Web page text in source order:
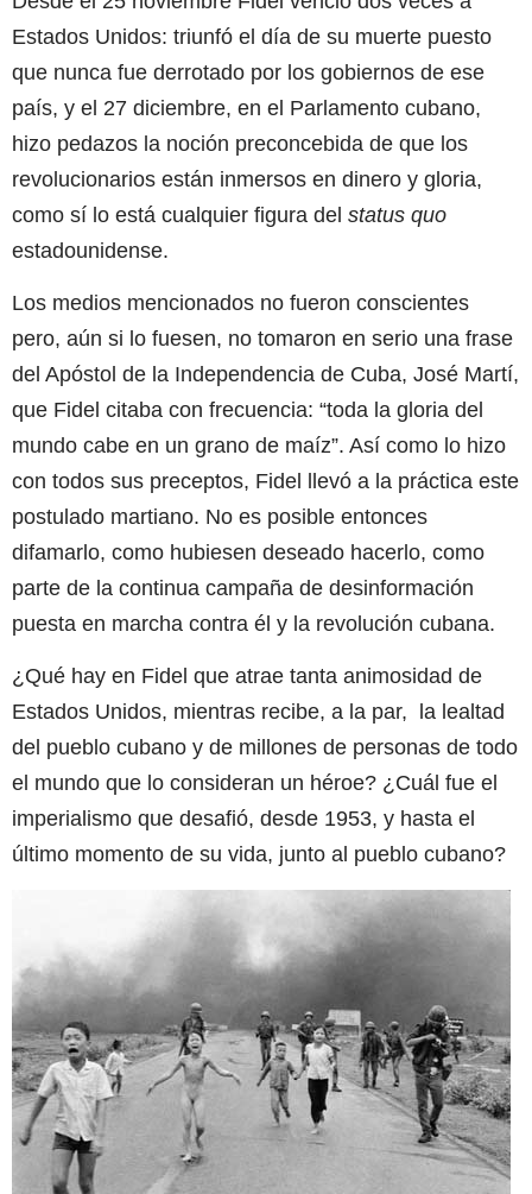
Estados Unidos: triunfó el día de su muerte puesto
que nunca fue derrotado por los gobiernos de ese
país, y el 27 diciembre, en el Parlamento cubano,
hizo pedazos la noción preconcebida de que los
revolucionarios están inmersos en dinero y gloria,
como sí lo está cualquier figura del status quo
estadounidense.
Los medios mencionados no fueron conscientes
pero, aún si lo fuesen, no tomaron en serio una frase
del Apóstol de la Independencia de Cuba, José Martí,
que Fidel citaba con frecuencia: “toda la gloria del
mundo cabe en un grano de maíz”. Así como lo hizo
con todos sus preceptos, Fidel llevó a la práctica este
postulado martiano. No es posible entonces
difamarlo, como hubiesen deseado hacerlo, como
parte de la continua campaña de desinformación
puesta en marcha contra él y la revolución cubana.
¿Qué hay en Fidel que atrae tanta animosidad de
Estados Unidos, mientras recibe, a la par, la lealtad
del pueblo cubano y de millones de personas de todo
el mundo que lo consideran un héroe? ¿Cuál fue el
imperialismo que desafió, desde 1953, y hasta el
último momento de su vida, junto al pueblo cubano?